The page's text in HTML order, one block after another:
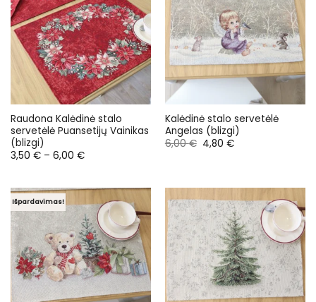
Raudona Kalėdinė stalo
servetėlė Puansetijų Vainikas
(blizgi)
3,50 € – 6,00 €Price
6,00 €
Kalėdinė stalo servetėlė
Angelas (blizgi)
6,00€ Original
price
4,80 €Current
Išpardavimas!